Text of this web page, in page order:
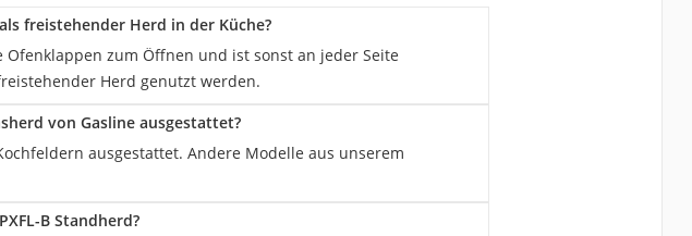
freistehender Herd in der Küche?
zum Öffnen und ist sonst an jeder Seite
Herd genutzt werden.
von Gasline ausgestattet?
ausgestattet. Andere Modelle aus unserem
B Standherd?